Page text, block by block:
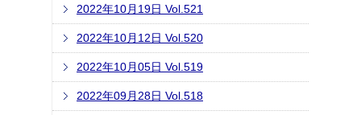
2022年10月19日 Vol.521
2022年10月12日 Vol.520
2022年10月05日 Vol.519
2022年09月28日 Vol.518